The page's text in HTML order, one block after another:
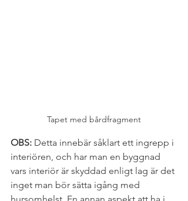
Tapet med bårdfragment
OBS: Detta innebär såklart ett ingrepp i
interiören, och har man en byggnad
vars interiör är skyddad enligt lag är det
inget man bör sätta igång med
hursomhelst. En annan aspekt att ha i